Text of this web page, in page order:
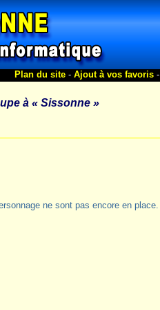
Plan du site- Ajout à vos favoris-
à « Sissonne »
ne sont pas encore en place.